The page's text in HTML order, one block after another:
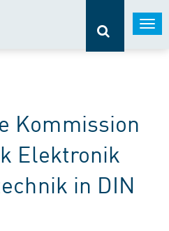
Kommission
Elektronik
in DIN